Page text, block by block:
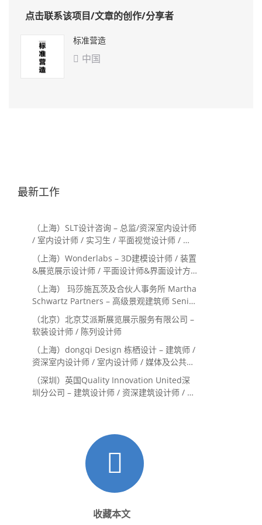
点击联系该项目/文章的创作/分享者
标准营造
 中国
最新工作
（上海）SLT设计咨询 – 总监/资深室内设计师
/ 室内设计师 / 实习生 / 平面视觉设计师 / 项
目经理/中后期负责人 / 媒体公关负责人 / 服
务体验设计师
（上海）Wonderlabs – 3D建模设计师 / 装置
&展览展示设计师 / 平面设计师&界面设计方
（上海） 玛莎施瓦茨及合伙人事务所 Martha
Schwartz Partners – 高级景观建筑师 Senior
Landscape Designer / 景观建筑师
Landscape Designer
（北京）北京艾派斯展览展示服务有限公司 –
软装设计师 / 陈列设计师
（上海）dongqi Design 栋栖设计 – 建筑师 /
资深室内设计师 / 室内设计师 / 媒体及公共关
系主管 / 设计实习生（常年招聘）
（深圳）英国Quality Innovation United深
圳分公司 – 建筑设计师 / 资深建筑设计师 / 室
收藏本文